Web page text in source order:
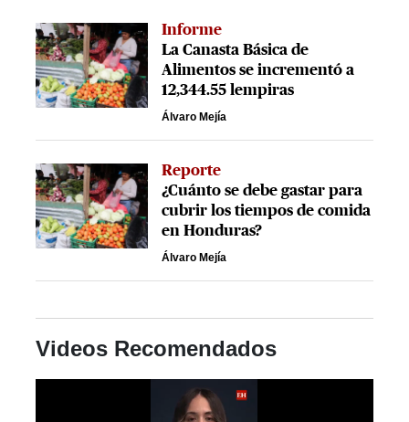
Informe
La Canasta Básica de
Alimentos se incrementó a
12,344.55 lempiras
Álvaro Mejía
Reporte
¿Cuánto se debe gastar para
cubrir los tiempos de comida
en Honduras?
Álvaro Mejía
Videos Recomendados